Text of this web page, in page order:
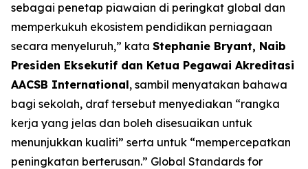
sebagai penetap piawaian di peringkat global dan
memperkukuh ekosistem pendidikan perniagaan
secara menyeluruh,” kata Stephanie Bryant, Naib
Presiden Eksekutif dan Ketua Pegawai Akreditasi
AACSB International, sambil menyatakan bahawa
bagi sekolah, draf tersebut menyediakan “rangka
kerja yang jelas dan boleh disesuaikan untuk
menunjukkan kualiti” serta untuk “mempercepatkan
peningkatan berterusan.” Global Standards for